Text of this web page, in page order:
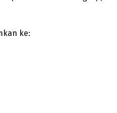
ke: